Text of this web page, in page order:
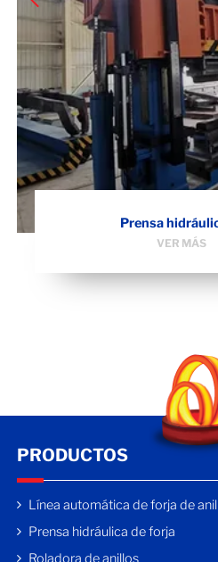
Prensa
VER MÁS
PRODUCTOS
Línea automática de forja de
Prensa hidráulica de forja
Roladora de anillos